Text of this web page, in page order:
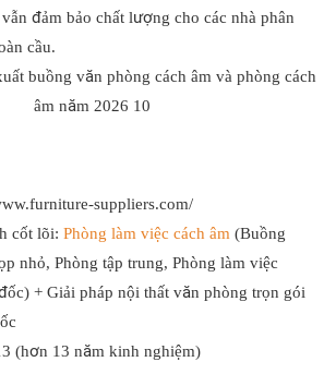
đảm bảo chất lượng cho các nhà phân
cầu.
suppliers.com/
cốt lõi: Phòng làm việc cách âm (Buồng
nhỏ, Phòng tập trung, Phòng làm việc
+ Giải pháp nội thất văn phòng trọn gói
(hơn 13 năm kinh nghiệm)